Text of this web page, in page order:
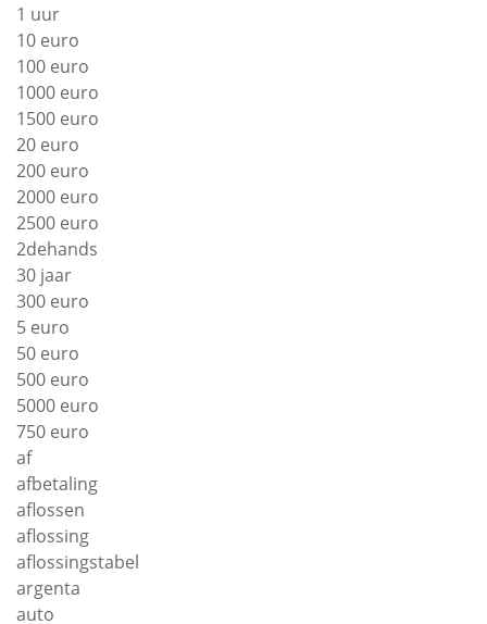
1 uur
10 euro
100 euro
1000 euro
1500 euro
20 euro
200 euro
2000 euro
2500 euro
2dehands
30 jaar
300 euro
5 euro
50 euro
500 euro
5000 euro
750 euro
af
afbetaling
aflossen
aflossing
aflossingstabel
argenta
auto